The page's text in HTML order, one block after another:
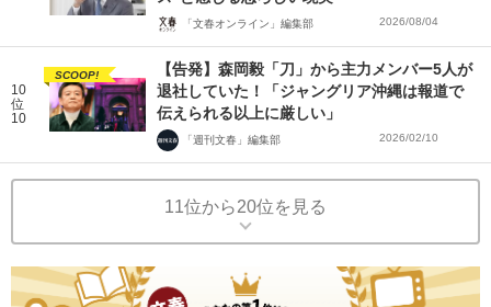
「文春オンライン」編集部 2026/08/04
10
位
10
SCOOP!
【告発】森岡毅「刀」から主力メンバー5人が
退社していた！「ジャングリア沖縄は報道で
伝えられる以上に厳しい」
「週刊文春」編集部 2026/02/10
11位から20位を見る